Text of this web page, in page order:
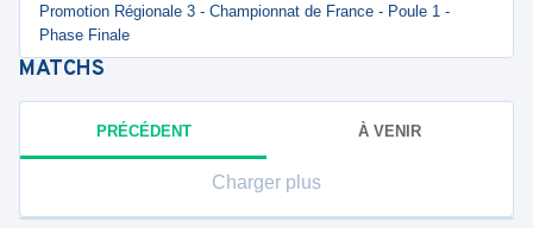
Promotion Régionale 3 - Championnat de France - Poule 1 -
Phase Finale
MATCHS
PRÉCÉDENT À VENIR
Charger plus